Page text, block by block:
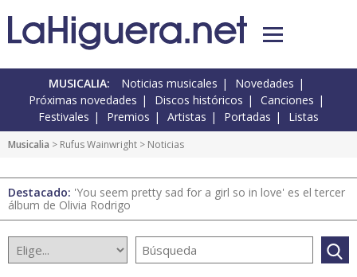
MUSICALIA: Noticias musicales
Novedades
Próximas novedades
Discos históricos
Canciones
Festivales
Premios Artistas Portadas Listas
Musicalia > Rufus Wainwright > Noticias
Destacado: 'You seem pretty sad for a girl so in love' es el tercer
álbum de Olivia Rodrigo